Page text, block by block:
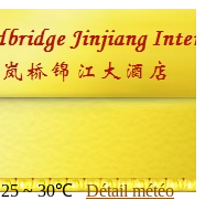
25 ~ 30℃ Détail météo